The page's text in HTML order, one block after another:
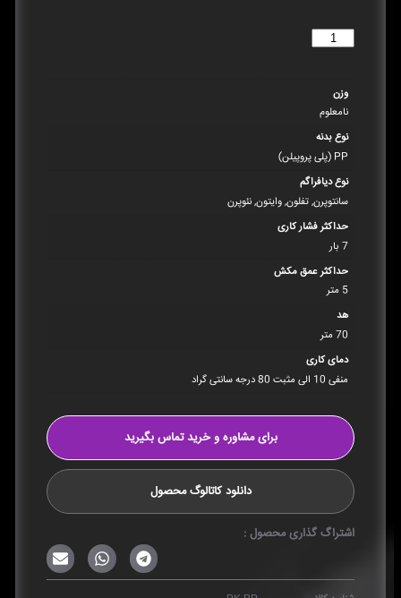
وزن
نامعلوم
نوع بدنه
PP (پلی پروپیلن)
نوع دیافراگم
سانتوپرن, تفلون, وایتون, نئوپرن
حداکثر فشار کاری
7 بار
حداکثر عمق مکش
5 متر
هد
70 متر
دمای کاری
منفی 10 الی مثبت 80 درجه سانتی گراد
برای مشاوره و خرید تماس بگیرید
دانلود کاتالوگ محصول
اشتراگ گذاری محصول :